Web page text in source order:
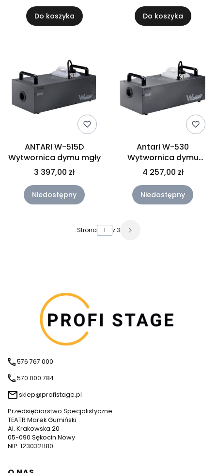
Do koszyka Do koszyka
ANTARI W-515D
Wytwornica dymu mgły
3 397,00 zł
Niedostępny
Antari W-530
Wytwornica dymu
3000W + pilot
4 257,00 zł
Niedostępny
Strona z 3
576 767 000
570 000 784
sklep@profistage.pl
Przedsiębiorstwo Specjalistyczne
TEATR Marek Gumiński
Al. Krakowska 20
05-090 Sękocin Nowy
NIP: 1230321180